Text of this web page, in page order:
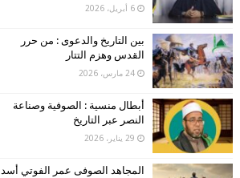
6 أبريل، 2026
بين التاريخ والدعوى : من حرر
القدس وهزم التتار
24 مارس، 2026
أبطال منسية : الصوفية وصناعة
النصر عبر التاريخ
29 يناير، 2026
المجاهد الصوفى عمر الفوتي أسد